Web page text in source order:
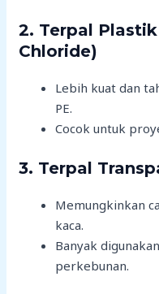
2. Terpal
Chloride)
Lebih kuat dan
PE.
Cocok untuk
3. Terpal
Memungkinkan
kaca.
Banyak
perkebunan.